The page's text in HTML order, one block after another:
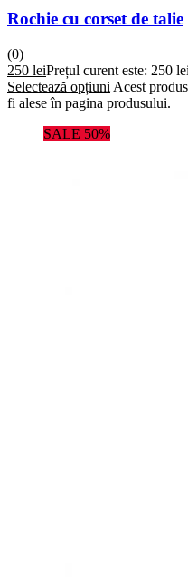
Rochie cu corset de talie
(0)
250 leiPrețul curent este: 250
Selectează opțiuni Acest
fi alese în pagina produsului.
SALE 50%